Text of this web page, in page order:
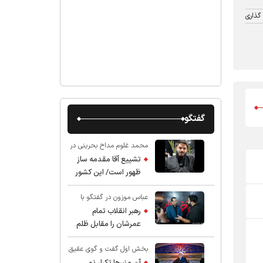
گفتگو
محمد غلوم مداح بحرینی در
گفت و گو با عقیق:
تشییع آقا مقدمه ساز
ظهور است/ این کشور
صاحب دارد
عباس موزون در گفتگو با
عقیق:رهبر انقلاب تمام
عمرشان را مقابل ظلم
ایستادند پس نباید از
شهادت ایشان شگفت
بخش اول گفت و گوی عقیق
با استاد حسین انصاریان: